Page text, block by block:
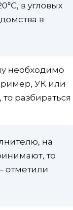
в угловых
в
необходимо
УК или
разбираться
на
то
отметили